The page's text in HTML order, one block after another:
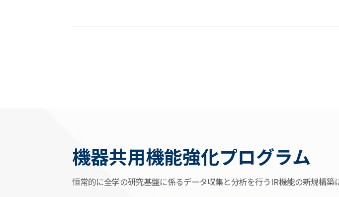
機器共用機能強化プログラム
恒常的に全学の研究基盤に係るデータ収集と分析を行うIR機能の新規構築